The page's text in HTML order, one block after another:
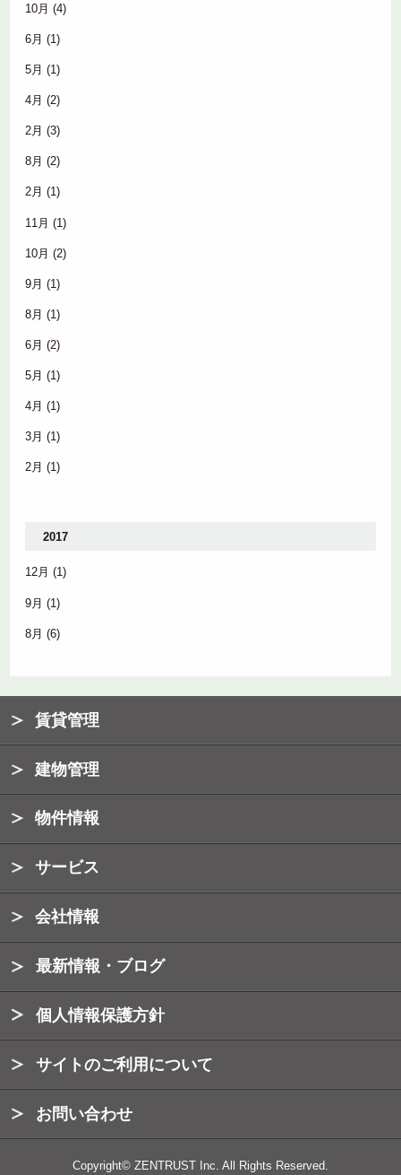
10月 (4)
6月 (1)
5月 (1)
4月 (2)
2月 (3)
8月 (2)
2月 (1)
11月 (1)
10月 (2)
9月 (1)
8月 (1)
6月 (2)
5月 (1)
4月 (1)
3月 (1)
2月 (1)
2017
12月 (1)
9月 (1)
8月 (6)
賃貸管理
建物管理
物件情報
サービス
会社情報
最新情報・ブログ
個人情報保護方針
サイトのご利用について
お問い合わせ
Copyright© ZENTRUST Inc. All Rights Reserved.